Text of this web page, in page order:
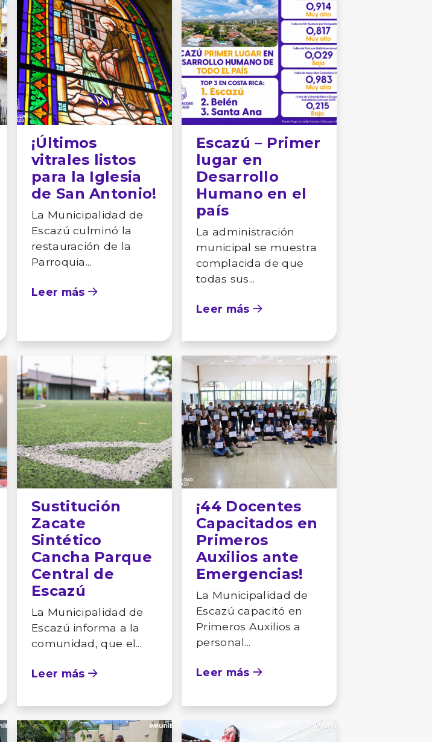
¡Últimos
vitrales listos
para la Iglesia
de San Antonio!
La Municipalidad de
Escazú culminó la
restauración de la
Parroquia...
Leer más
Escazú – Primer
lugar en
Desarrollo
Humano en el
país
La administración
municipal se muestra
complacida de que
todas sus...
Leer más
Sustitución
Zacate
Sintético
Cancha Parque
Central de
Escazú
La Municipalidad de
Escazú informa a la
comunidad, que el...
Leer más
¡44 Docentes
Capacitados en
Primeros
Auxilios ante
Emergencias!
La Municipalidad de
Escazú capacitó en
Primeros Auxilios a
personal...
Leer más